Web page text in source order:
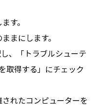
す。
まにします。
、「トラブルシューテ
取得する」にチェック
れたコンピューターを